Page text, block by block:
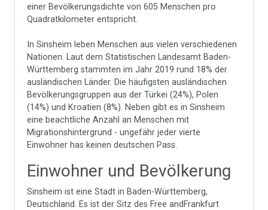
einer Bevölkerungsdichte von 605 Menschen pro
Quadratkilometer entspricht.
In Sinsheim leben Menschen aus vielen verschiedenen
Nationen. Laut dem Statistischen Landesamt Baden-
Württemberg stammten im Jahr 2019 rund 18% der
ausländischen Länder. Die häufigsten ausländischen
Bevölkerungsgruppen aus der Türkei (24%), Polen
(14%) und Kroatien (8%). Neben gibt es in Sinsheim
eine beachtliche Anzahl an Menschen mit
Migrationshintergrund - ungefähr jeder vierte
Einwohner has keinen deutschen Pass.
Einwohner und Bevölkerung
Sinsheim ist eine Stadt in Baden-Württemberg,
Deutschland. Es ist der Sitz des Free andFrankfurt